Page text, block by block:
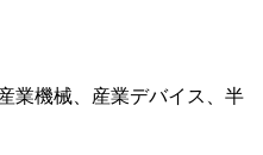
業機械、産業デバイス、半